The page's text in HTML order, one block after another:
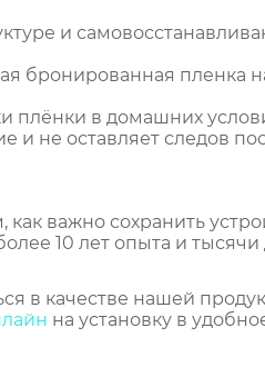
и
бронированная пленка
плёнки в домашних
и не оставляет следов
важно сохранить
10 лет опыта и
в качестве нашей
на установку в